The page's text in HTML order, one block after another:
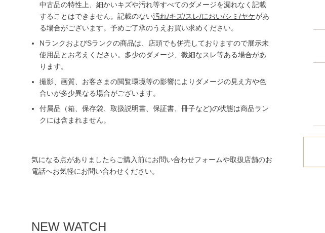
中古品の特性上、細かいキズや汚れ等すべてのダメージを漏れなく記載
することはできません。記載のない汚れ/キズ/スレ/におい/シミ/ヤケがあ
る場合がございます。予めご了承のうえお買い求めください。
NランクおよびSランクの商品は、店頭でも併売しておりますので展示未
使用品とお考えください。多少のダメージ、微細なスレ等ある場合があ
ります。
撮影、画質、お客さまの閲覧環境等の影響によりダメージの見え方や色
合いが多少異なる場合がございます。
付属品（箱、保存袋、取扱説明書、保証書、冊子など)の状態は商品ラン
クには含まれません。
気になる点がありましたらご購入前にお問い合わせフォームや取扱店舗のお
電話へお気軽にお問い合わせください。
NEW WATCH